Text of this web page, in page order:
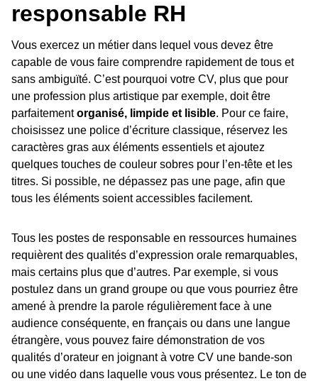
responsable RH
Vous exercez un métier dans lequel vous devez être
capable de vous faire comprendre rapidement de tous et
sans ambiguïté. C’est pourquoi votre CV, plus que pour
une profession plus artistique par exemple, doit être
parfaitementorganisé, limpide et lisible. Pour ce faire,
choisissez une police d’écriture classique, réservez les
caractères gras aux éléments essentiels et ajoutez
quelques touches de couleur sobres pour l’en-tête et les
titres. Si possible, ne dépassez pas une page, afin que
tous les éléments soient accessibles facilement.
Tous les postes de responsable en ressources humaines
requièrent des qualités d’expression orale remarquables,
mais certains plus que d’autres. Par exemple, si vous
postulez dans un grand groupe ou que vous pourriez être
amené à prendre la parole régulièrement face à une
audience conséquente, en français ou dans une langue
étrangère, vous pouvez faire démonstration de vos
qualités d’orateur en joignant à votre CV une bande-son
ou une vidéo dans laquelle vous vous présentez. Le ton de